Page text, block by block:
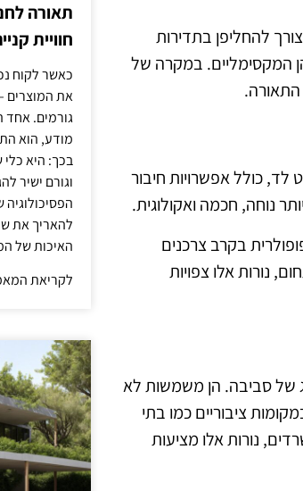
להחליפן בתדירות
המקסימליים. במקרה של
התאורה.
לד, כולל אפשרויות חיבור
נוחה, חכמה ואקולוגית.
בקרב צרכנים
נורות אלו צפויות
של סביבה. הן משמשות לא
ציבוריים כמו בתי
נורות אלו מציעות
תאורה
חוויית
כאשר לקוח
את המוצרים
גורמים. אחד
מודע, הוא
בכך: היא כלי
וגורם ישיר
להאריך את
האיכות של
לקריאת